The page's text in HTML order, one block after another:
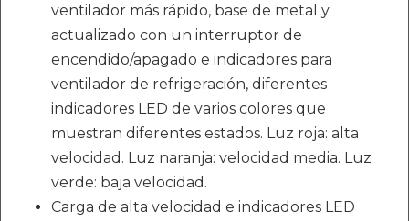
ventilador más rápido, base de metal y
actualizado con un interruptor de
encendido/apagado e indicadores para
ventilador de refrigeración, diferentes
indicadores LED de varios colores que
muestran diferentes estados. Luz roja: alta
velocidad. Luz naranja: velocidad media. Luz
verde: baja velocidad.
Carga de alta velocidad e indicadores LED